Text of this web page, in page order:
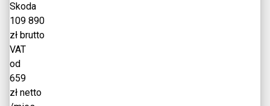
Skoda
109 890
zł brutto
VAT
od
659
zł netto